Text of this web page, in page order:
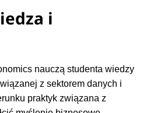
i
nauczą studenta wiedzy
z sektorem danych i
praktyk związana z